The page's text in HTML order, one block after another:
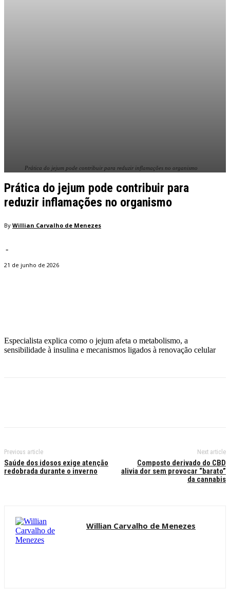
Prática do jejum pode contribuir para reduzir inflamações no organismo
Prática do jejum pode contribuir para
reduzir inflamações no organismo
By Willian Carvalho de Menezes
-
21 de junho de 2026
Especialista explica como o jejum afeta o metabolismo, a
sensibilidade à insulina e mecanismos ligados à renovação celular
Previous article
Saúde dos idosos exige atenção
redobrada durante o inverno
Next article
Composto derivado do CBD
alivia dor sem provocar “barato”
da cannabis
Willian Carvalho de Menezes